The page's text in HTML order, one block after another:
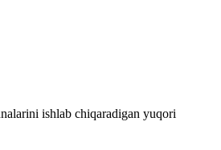
ishlab chiqaradigan yuqori